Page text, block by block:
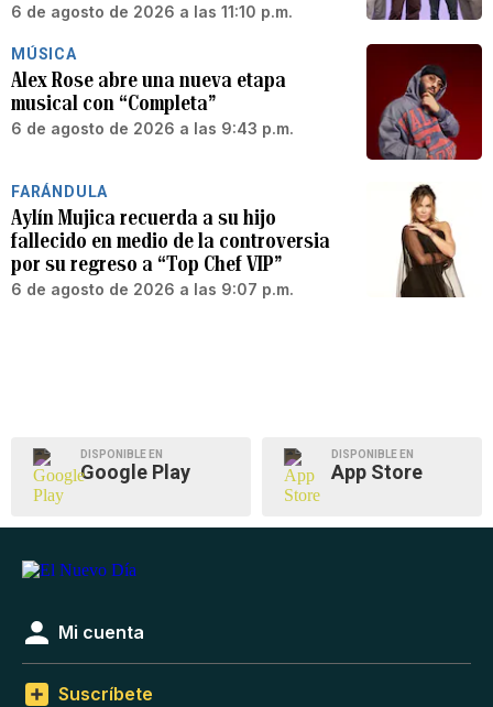
6 de agosto de 2026 a las 11:10 p.m.
MÚSICA
Alex Rose abre una nueva etapa
musical con “Completa”
6 de agosto de 2026 a las 9:43 p.m.
FARÁNDULA
Aylín Mujica recuerda a su hijo
fallecido en medio de la controversia
por su regreso a “Top Chef VIP”
6 de agosto de 2026 a las 9:07 p.m.
DISPONIBLE EN
Google Play
DISPONIBLE EN
App Store
Mi cuenta
Suscríbete